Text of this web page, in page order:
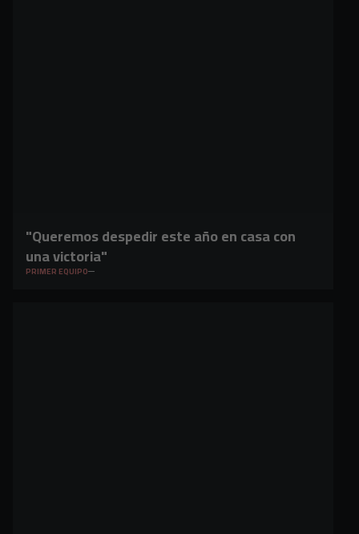
"Queremos despedir este año en casa con
una victoria"
PRIMER EQUIPO